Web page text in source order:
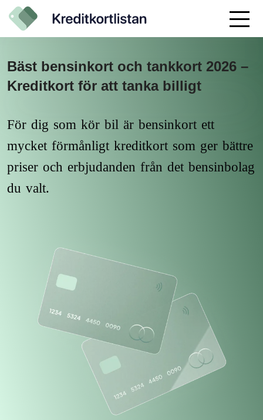
Bäst bensinkort och tankkort 2026 –
Kreditkort för att tanka billigt
För dig som kör bil är bensinkort ett
mycket förmånligt kreditkort som ger bättre
priser och erbjudanden från det bensinbolag
du valt.